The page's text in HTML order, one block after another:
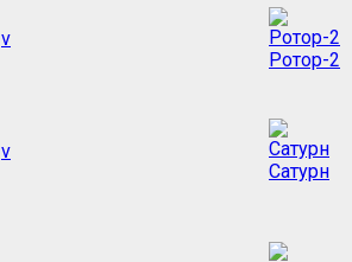
v
Ротор-2
v
Сатурн